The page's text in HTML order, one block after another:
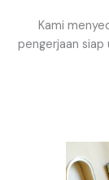
Kami
pengerjaan